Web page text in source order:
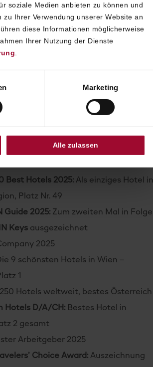
soziale Medien anbieten zu können und
Ihrer Verwendung unserer Website an
diese Informationen möglicherweise
Ihrer Nutzung der Dienste
Marketing
Alle zulassen
Hotels weltweit, mit einer
98,5/100 Punkten
Arbeitgeber 2026
DACH 2026:
Guide:
Restaurant Grüne Bar und
Bar – 91 Punkte und drei Gabeln
4,5 von 5 Besteck–Restaurant
Best Hotels 2025: Als einziges Hotel in
Platz Nr. 49
Guide 2025: Zum zweiten Mal in Folge
Keys ausgezeichnet
2025
9 schönsten Hotels in Wien –
1
250 Hotels weltweit, bestes Österreich
Hotels D/A/CH: Bestes Hotel in
2 gesamt
Arbeitgeber 2025
Choice Award: Auszeichnung